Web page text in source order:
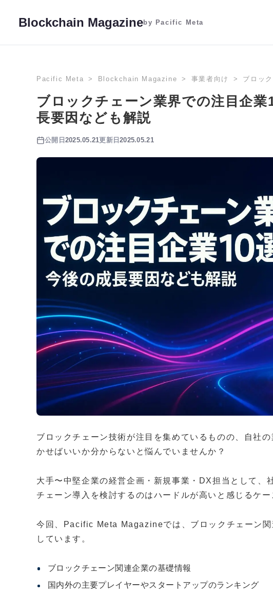
Blockchain Magazineby Pacific Meta
Pacific Meta Blockchain Magazine 事業者向け ブロッ
ブロックチェーン業界での注目企業
長要因なども解説
公開日 2025.05.21更新日2025.05.21
ブロックチェーン技術が注目を集めているものの、自社
かせばいいか分からないと悩んでいませんか？
大手〜中堅企業の経営企画・新規事業・DX担当として、
チェーン導入を検討するのはハードルが高いと感じるケー
今回、Pacific Meta Magazineでは、ブロックチェーン関
しています。
ブロックチェーン関連企業の基礎情報
国内外の主要プレイヤーやスタートアップのランキング